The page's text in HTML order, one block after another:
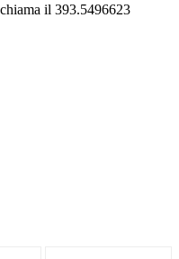
il 393.5496623